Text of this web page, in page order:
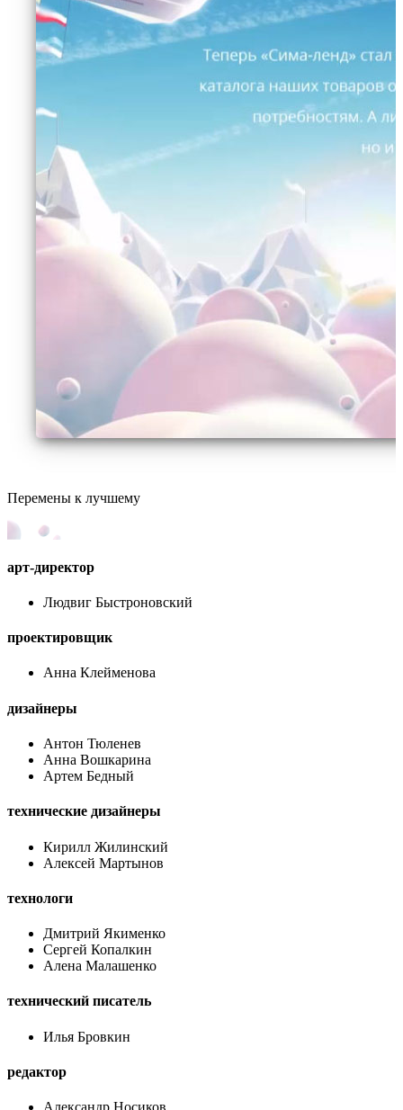
Перемены к лучшему
арт-директор
Людвиг Быстроновский
проектировщик
Анна Клейменова
дизайнеры
Антон Тюленев
Анна Вошкарина
Артем Бедный
технические дизайнеры
Кирилл Жилинский
Алексей Мартынов
технологи
Дмитрий Якименко
Сергей Копалкин
Алена Малашенко
технический писатель
Илья Бровкин
редактор